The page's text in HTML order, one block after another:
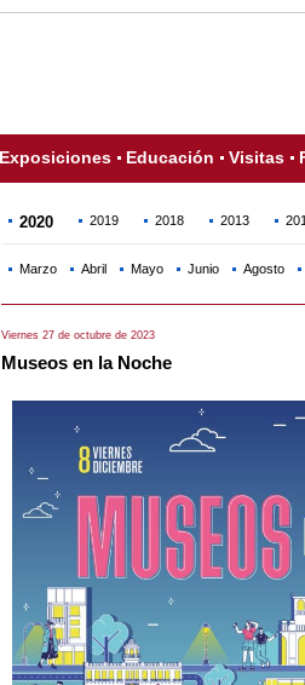
Exposiciones Educación Visitas
2020 2019 2018 2013
Marzo Abril Mayo Junio Agosto
Viernes 27 de octubre de 2023
Museos en la Noche